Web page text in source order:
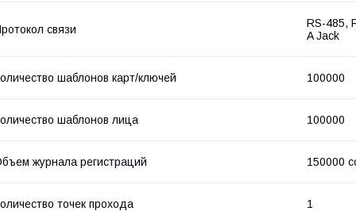
связи
RS-485,
A Jack
шаблонов карт/ключей 100000
шаблонов лица 100000
журнала регистраций 150000
точек прохода 1